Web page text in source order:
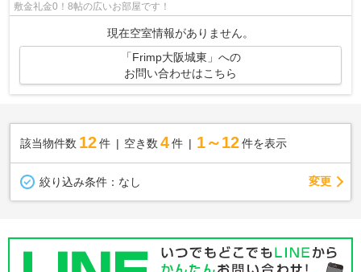
敷金礼金0！8帖の広いお部屋です！
現在空室情報がありません。
「Frimp大阪城東」への
お問い合わせはこちら
該当物件数 12件 空き数 4 件 1～12 件を表示
絞り込み条件： なし 変更